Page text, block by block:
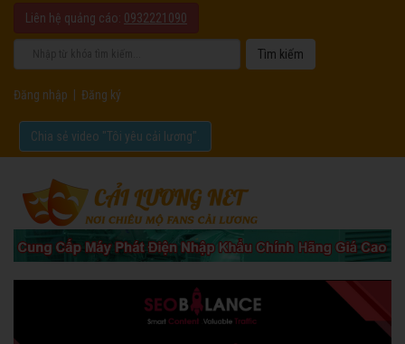
Liên hệ quảng cáo: 0932221090
Đăng nhập Đăng ký
Chia sẻ video "Tôi yêu cải lương".